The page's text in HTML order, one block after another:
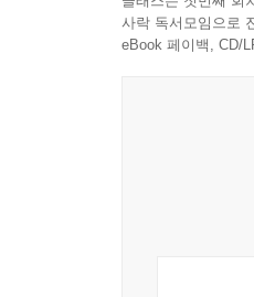
그럴 때는 내가
--- p. 94, 「인생
‘내가 너한테 얼
이렇게 원망하고
인연의 끈을 놓
훌륭한 걸까요?
만약 제 한마디로
김미경TV 구독
함께 생각하고
사락 독서모임으로
eBook 페이백, CD/